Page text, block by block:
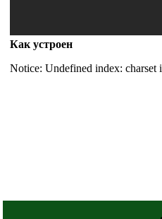
Как устроен
Notice: Undefined index: